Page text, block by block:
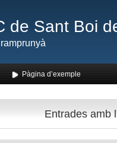
de Sant Boi
Pàgina d’exemple
Entrades amb